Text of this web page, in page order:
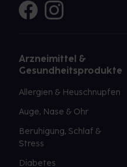
Arzneimittel &
Gesundheitsprodukte
Allergien & Heuschnupfen
Auge, Nase & Ohr
Beruhigung, Schlaf &
Stress
Diabetes